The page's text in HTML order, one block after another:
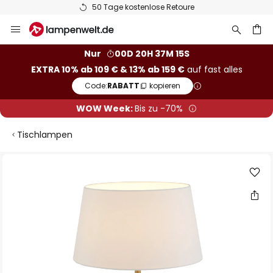
50 Tage kostenlose Retoure
Inhalt
Nur
00D 20H 37M 14S
EXTRA 10% ab 109 € & 13% ab 159 €auf fast alles
Code:RABATT kopieren
WOW Week:Bis zu -70%
Tischlampen